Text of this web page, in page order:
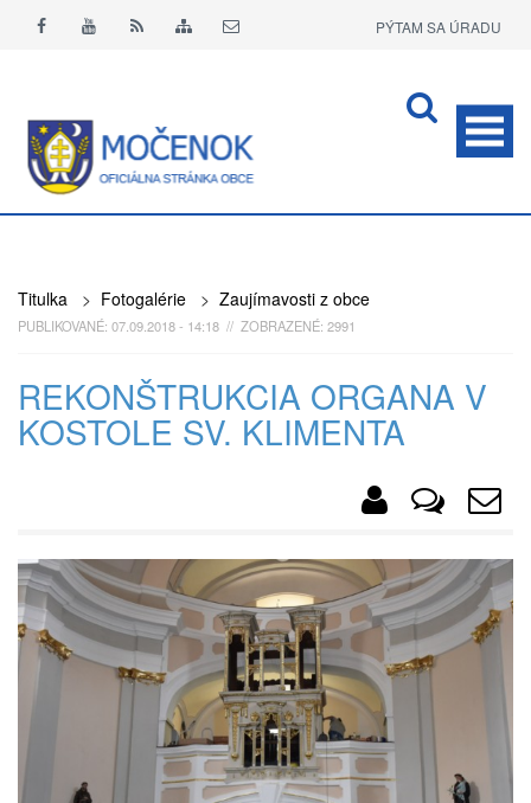
PÝTAM SA ÚRADU
Titulka > Fotogalérie > Zaujímavosti z obce
PUBLIKOVANÉ: 07.09.2018 - 14:18 // ZOBRAZENÉ: 2991
REKONŠTRUKCIA ORGANA V
KOSTOLE SV. KLIMENTA